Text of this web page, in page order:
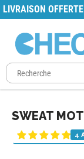
LIVRAISON OFFERTE
SWEAT
4